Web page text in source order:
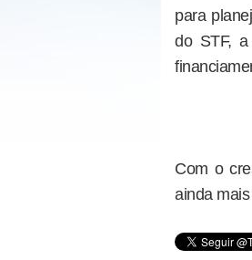
para
do STF,
Com o
ainda